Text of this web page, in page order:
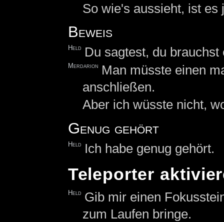
So wie's aussieht, ist es
Beweis
Held Du sagtest, du
Merdarion
Man müsste einen
anschließen.
Aber ich wüsste nicht,
Genug gehört
Held Ich habe genug gehört.
Teleporter
Held Gib mir einen
zum Laufen bringe.